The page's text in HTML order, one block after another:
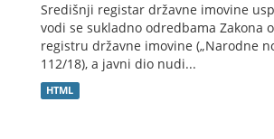
Središnji registar državne imovine
vodi se sukladno odredbama Zakona
registru državne imovine („Narodne
112/18), a javni dio nudi...
HTML